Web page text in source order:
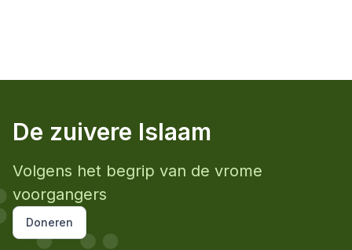
De zuivere Islaam
Volgens het begrip van de vrome
voorgangers
Doneren